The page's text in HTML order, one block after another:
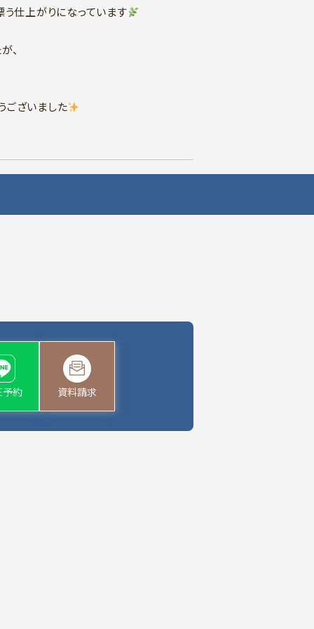
う仕上がりになっています
、
ございました
予約 資料請求